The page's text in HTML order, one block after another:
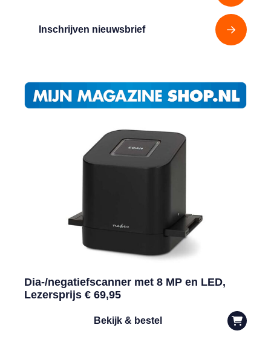
Inschrijven nieuwsbrief
Dia-/negatiefscanner met 8 MP en LED,
Lezersprijs € 69,95
Bekijk & bestel